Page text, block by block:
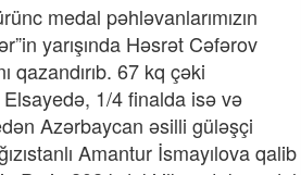
medal pəhləvanlarımızın
yarışında Həsrət Cəfərov
qazandırıb. 67 kq çəki
1/4 finalda isə və
Azərbaycan əsilli güləşçi
Amantur İsmayılova qalib